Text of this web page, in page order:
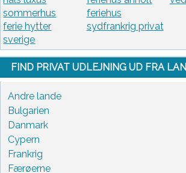
sommerhus
ferie hytter
sverige
feriehus
sydfrankrig privat
FIND PRIVAT UDLEJNING UD FRA
Andre lande
Bulgarien
Danmark
Cypern
Frankrig
Færøerne